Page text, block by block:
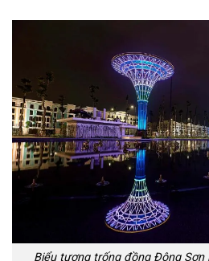
Biểu tượng trống đồng Đông